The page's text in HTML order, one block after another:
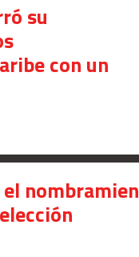
su
con un